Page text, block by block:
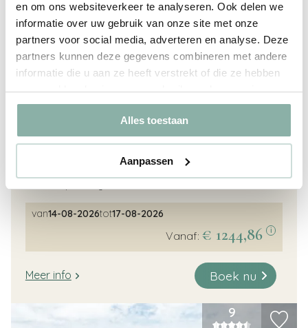
en om ons websiteverkeer te analyseren. Ook delen we
informatie over uw gebruik van onze site met onze
partners voor social media, adverteren en analyse. Deze
partners kunnen deze gegevens combineren met andere
informatie die u aan ze heeft verstrekt of die ze hebben
verzameld op basis van uw gebruik van hun services.
Alles toestaan
Aanpassen
Golfslag 4 persoonstent
4 Ja
Safaritent
van14-08-2026tot17-08-2026
Vanaf: € 1244,86 i
Meer info Boek nu
9